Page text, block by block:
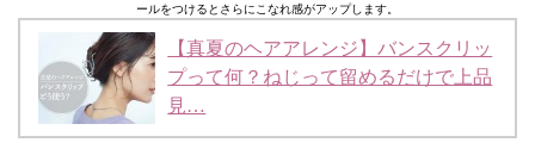
ールをつけるとさらにこなれ感がアップします。
【真夏のヘアアレンジ】バンスクリッ
プって何？ねじって留めるだけで上品
見…